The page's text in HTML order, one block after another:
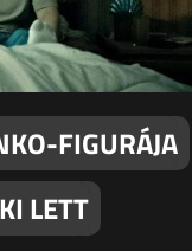
FIGURÁJA
LETT